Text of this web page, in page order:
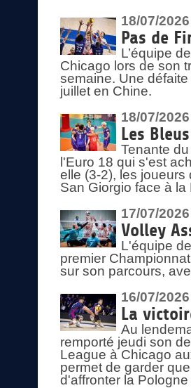
18/07/2026
Pas de
L’équipe
Chicago lors de son
semaine. Une
juillet en Chine.
18/07/2026
Les
Tenante
l'Euro 18 qui s'est
elle (3-2), les
San Giorgio face à la
17/07/2026
Volley
L'équipe
premier
sur son parcours,
16/07/2026
La
Au
remporté jeudi son
League à Chicago
permet de garder
d'affronter la